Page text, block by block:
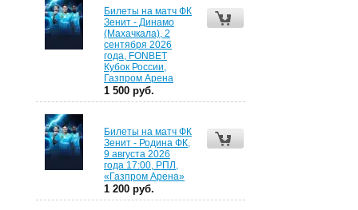
Билеты на матч ФК
Зенит - Динамо
(Махачкала), 2
сентября 2026
года, FONBET
Кубок России,
Газпром Арена
1 500 руб.
Билеты на матч ФК
Зенит - Родина ФК,
9 августа 2026
года 17:00, РПЛ,
«Газпром Арена»
1 200 руб.